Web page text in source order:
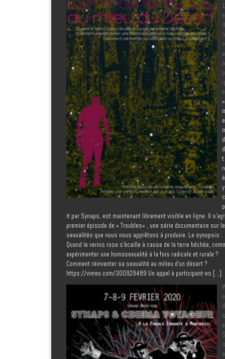
+
à
t
it par Synaps, est maintenant librement visible en ligne. Il
premier épisode de « Troubles« , une série documentaire sur
sexualités que nous nous apprêtons à produire. Le synopsis :
Quand le vernis rose s’écaille à cause de la terre bêchée,
expérimenter une homosexualité à la fois radicale et rurale ?
Comment réinventer sa sexualité au milieu d’un désert ?
https://vimeo.com/300929489 Un appel à participant-es […]